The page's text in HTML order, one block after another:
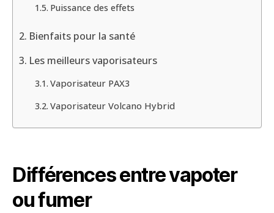
Puissance des effets
Bienfaits pour la santé
Les meilleurs vaporisateurs
Vaporisateur PAX3
Vaporisateur Volcano Hybrid
Différences entre vapoter
ou fumer